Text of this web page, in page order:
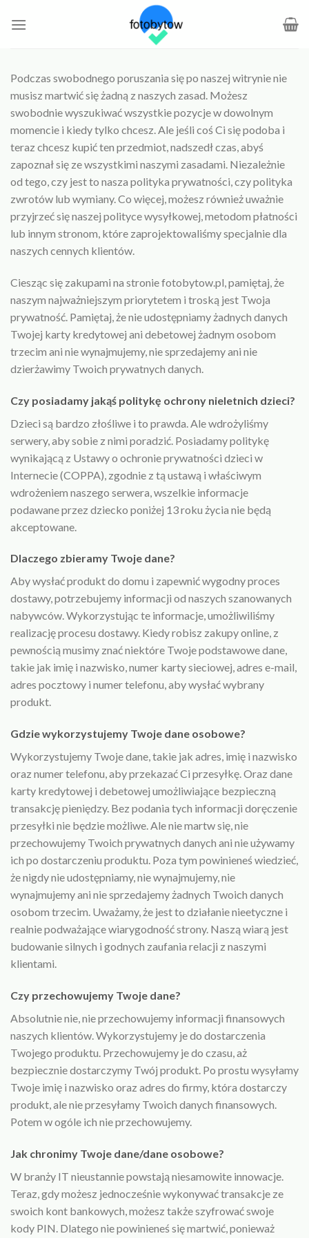
Podczas swobodnego poruszania się po naszej witrynie nie
musisz martwić się żadną z naszych zasad. Możesz
swobodnie wyszukiwać wszystkie pozycje w dowolnym
momencie i kiedy tylko chcesz. Ale jeśli coś Ci się podoba i
teraz chcesz kupić ten przedmiot, nadszedł czas, abyś
zapoznał się ze wszystkimi naszymi zasadami. Niezależnie
od tego, czy jest to nasza polityka prywatności, czy polityka
zwrotów lub wymiany. Co więcej, możesz również uważnie
przyjrzeć się naszej polityce wysyłkowej, metodom płatności
lub innym stronom, które zaprojektowaliśmy specjalnie dla
naszych cennych klientów.
Ciesząc się zakupami na stronie fotobytow.pl, pamiętaj, że
naszym najważniejszym priorytetem i troską jest Twoja
prywatność. Pamiętaj, że nie udostępniamy żadnych danych
Twojej karty kredytowej ani debetowej żadnym osobom
trzecim ani nie wynajmujemy, nie sprzedajemy ani nie
dzierżawimy Twoich prywatnych danych.
Czy posiadamy jakąś politykę ochrony nieletnich dzieci?
Dzieci są bardzo złośliwe i to prawda. Ale wdrożyliśmy
serwery, aby sobie z nimi poradzić. Posiadamy politykę
wynikającą z Ustawy o ochronie prywatności dzieci w
Internecie (COPPA), zgodnie z tą ustawą i właściwym
wdrożeniem naszego serwera, wszelkie informacje
podawane przez dziecko poniżej 13 roku życia nie będą
akceptowane.
Dlaczego zbieramy Twoje dane?
Aby wysłać produkt do domu i zapewnić wygodny proces
dostawy, potrzebujemy informacji od naszych szanowanych
nabywców. Wykorzystując te informacje, umożliwiliśmy
realizację procesu dostawy. Kiedy robisz zakupy online, z
pewnością musimy znać niektóre Twoje podstawowe dane,
takie jak imię i nazwisko, numer karty sieciowej, adres e-mail,
adres pocztowy i numer telefonu, aby wysłać wybrany
produkt.
Gdzie wykorzystujemy Twoje dane osobowe?
Wykorzystujemy Twoje dane, takie jak adres, imię i nazwisko
oraz numer telefonu, aby przekazać Ci przesyłkę. Oraz dane
karty kredytowej i debetowej umożliwiające bezpieczną
transakcję pieniędzy. Bez podania tych informacji doręczenie
przesyłki nie będzie możliwe. Ale nie martw się, nie
przechowujemy Twoich prywatnych danych ani nie używamy
ich po dostarczeniu produktu. Poza tym powinieneś wiedzieć,
że nigdy nie udostępniamy, nie wynajmujemy, nie
wynajmujemy ani nie sprzedajemy żadnych Twoich danych
osobom trzecim. Uważamy, że jest to działanie nieetyczne i
realnie podważające wiarygodność strony. Naszą wiarą jest
budowanie silnych i godnych zaufania relacji z naszymi
klientami.
Czy przechowujemy Twoje dane?
Absolutnie nie, nie przechowujemy informacji finansowych
naszych klientów. Wykorzystujemy je do dostarczenia
Twojego produktu. Przechowujemy je do czasu, aż
bezpiecznie dostarczymy Twój produkt. Po prostu wysyłamy
Twoje imię i nazwisko oraz adres do firmy, która dostarczy
produkt, ale nie przesyłamy Twoich danych finansowych.
Potem w ogóle ich nie przechowujemy.
Jak chronimy Twoje dane/dane osobowe?
W branży IT nieustannie powstają niesamowite innowacje.
Teraz, gdy możesz jednocześnie wykonywać transakcje ze
swoich kont bankowych, możesz także szyfrować swoje
kody PIN. Dlatego nie powinieneś się martwić, ponieważ